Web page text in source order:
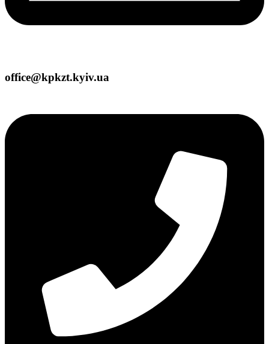
office@kpkzt.kyiv.ua